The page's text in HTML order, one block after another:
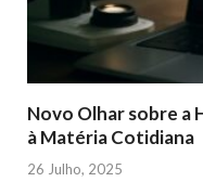
Novo Olhar sobre a
à Matéria Cotidiana
26 Julho, 2025